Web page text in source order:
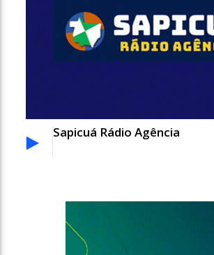
Sapicuá Rádio Agência